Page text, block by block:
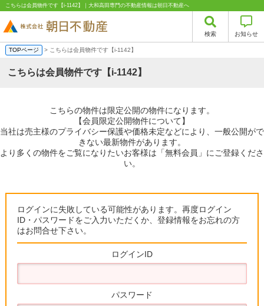
こちらは会員物件です【i-1142】｜大和高田専門の不動産情報は朝日不動産へ
検索 お知らせ
TOPページ > こちらは会員物件です【i-1142】
こちらは会員物件です【i-1142】
こちらの物件は限定公開の物件になります。
【会員限定公開物件について】
当社は売主様のプライバシー保護や価格未定などにより、一般公開がで
きない最新物件があります。
より多くの物件をご覧になりたいお客様は「無料会員」にご登録くださ
い。
ログインに失敗している可能性があります。再度ログイン
ID・パスワードをご入力いただくか、登録情報をお忘れの方
はお問合せ下さい。
ログインID
パスワード